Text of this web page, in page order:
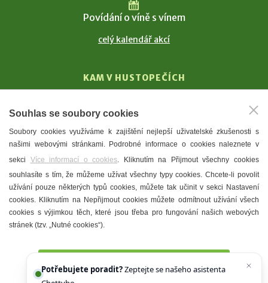
Povídání o víně s vínem
celý kalendář akcí
KAM V HUSTOPEČÍCH
T. G. Masaryk
Mandloně
Ubytování
Restaurace
Městské muzeum a galerie
Denní meníčka
Souhlas se soubory cookies
Soubory cookies využíváme k zajištění nejlepší uživatelské zkušenosti s
našimi webovými stránkami. Podrobné informace o cookies naleznete v
sekci Více informací o cookies. Kliknutím na Přijmout všechny cookies
souhlasíte s tím, že můžeme užívat všechny typy cookies. Chcete-li povolit
užívání pouze některých typů cookies, můžete tak učinit v sekci Nastavení
cookies. Kliknutím na Nepřijmout cookies můžete odmítnout užívání všech
cookies s výjimkou těch, které jsou třeba pro fungování našich webových
stránek (tzv. „Nutné cookies“).
Potřebujete poradit?Zeptejte se našeho asistenta